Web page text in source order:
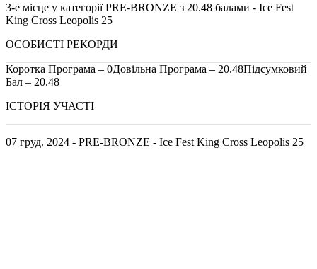
3-е місце у категорії PRE-BRONZE з 20.48 балами - Ice Fest
King Cross Leopolis 25
ОСОБИСТІ РЕКОРДИ
Коротка Програма – 0Довільна Програма – 20.48Підсумковий
Бал – 20.48
ІСТОРІЯ УЧАСТІ
07 груд. 2024 - PRE-BRONZE - Ice Fest King Cross Leopolis 25